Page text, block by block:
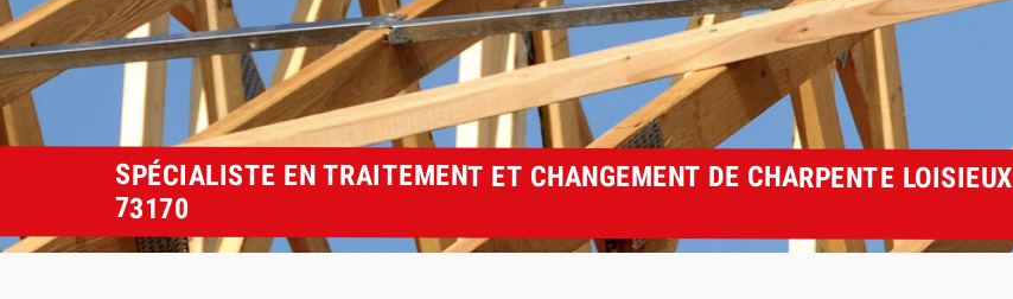
SPÉCIALISTE EN TRAITEMENT ET CHANGEMENT DE CHARPENTE LOISIEUX
73170